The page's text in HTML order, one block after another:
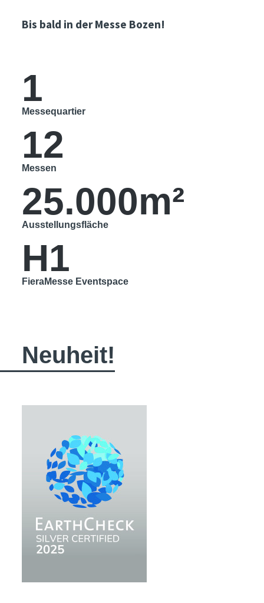
Bis bald in der Messe Bozen!
1
Messequartier
12
Messen
25.000m²
Ausstellungsfläche
H1
FieraMesse Eventspace
Neuheit!